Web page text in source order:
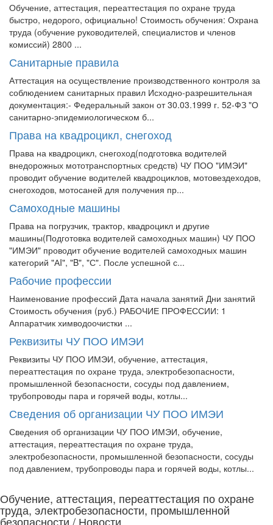
Обучение, аттестация, переаттестация по охране труда
быстро, недорого, официально! Стоимость обучения: Охрана
труда (обучение руководителей, специалистов и членов
комиссий) 2800 ...
Санитарные правила
Аттестация на осуществление производственного контроля за
соблюдением санитарных правил Исходно-разрешительная
документация:- Федеральный закон от 30.03.1999 г. 52-ФЗ "О
санитарно-эпидемиологическом б...
Права на квадроцикл, снегоход
Права на квадроцикл, снегоход(подготовка водителей
внедорожных мототранспортных средств) ЧУ ПОО "ИМЭИ"
проводит обучение водителей квадроциклов, мотовездеходов,
снегоходов, мотосаней для получения пр...
Самоходные машины
Права на погрузчик, трактор, квадроцикл и другие
машины(Подготовка водителей самоходных машин) ЧУ ПОО
"ИМЭИ" проводит обучение водителей самоходных машин
категорий "АI", "B", "С". После успешной с...
Рабочие профессии
Наименование профессий Дата начала занятий Дни занятий
Стоимость обучения (руб.) РАБОЧИЕ ПРОФЕССИИ: 1
Аппаратчик химводоочистки ...
Реквизиты ЧУ ПОО ИМЭИ
Реквизиты ЧУ ПОО ИМЭИ, обучение, аттестация,
переаттестация по охране труда, электробезопасности,
промышленной безопасности, сосуды под давлением,
трубопроводы пара и горячей воды, котлы...
Сведения об организации ЧУ ПОО ИМЭИ
Сведения об организации ЧУ ПОО ИМЭИ, обучение,
аттестация, переаттестация по охране труда,
электробезопасности, промышленной безопасности, сосуды
под давлением, трубопроводы пара и горячей воды, котлы...
Обучение, аттестация, переаттестация по охране
труда, электробезопасности, промышленной
безопасности / Новости